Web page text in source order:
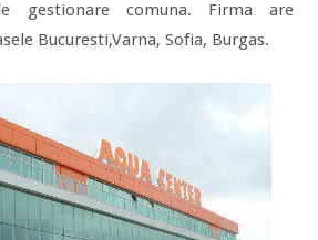
gestionare comuna. Firma are
Bucuresti,Varna, Sofia, Burgas.